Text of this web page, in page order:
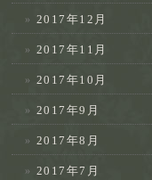
2017年12月
2017年11月
2017年10月
2017年9月
2017年8月
2017年7月